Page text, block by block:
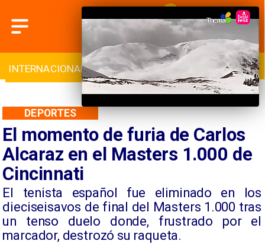
INTERNACIONAL DEPORTES CULTURA
El momento de furia de Carlos
Alcaraz en el Masters 1.000 de
Cincinnati
​El tenista español fue eliminado en los
dieciseisavos de final del Masters 1.000 tras
un tenso duelo donde, frustrado por el
marcador, destrozó su raqueta.
DEPORTES